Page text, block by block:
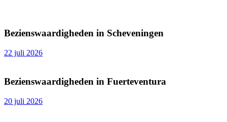
Bezienswaardigheden in Scheveningen
22 juli 2026
Bezienswaardigheden in Fuerteventura
20 juli 2026